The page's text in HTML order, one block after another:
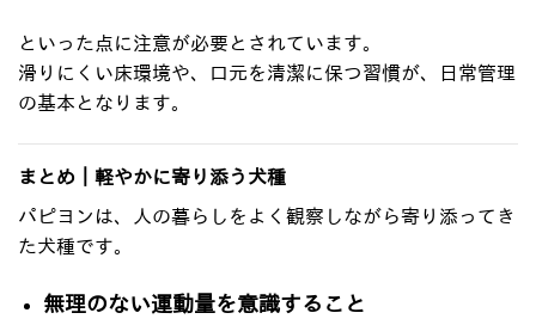
といった点に注意が必要とされています。
滑りにくい床環境や、口元を清潔に保つ習慣が、日常管理
の基本となります。
まとめ｜軽やかに寄り添う犬種
パピヨンは、人の暮らしをよく観察しながら寄り添ってき
た犬種です。
無理のない運動量を意識すること